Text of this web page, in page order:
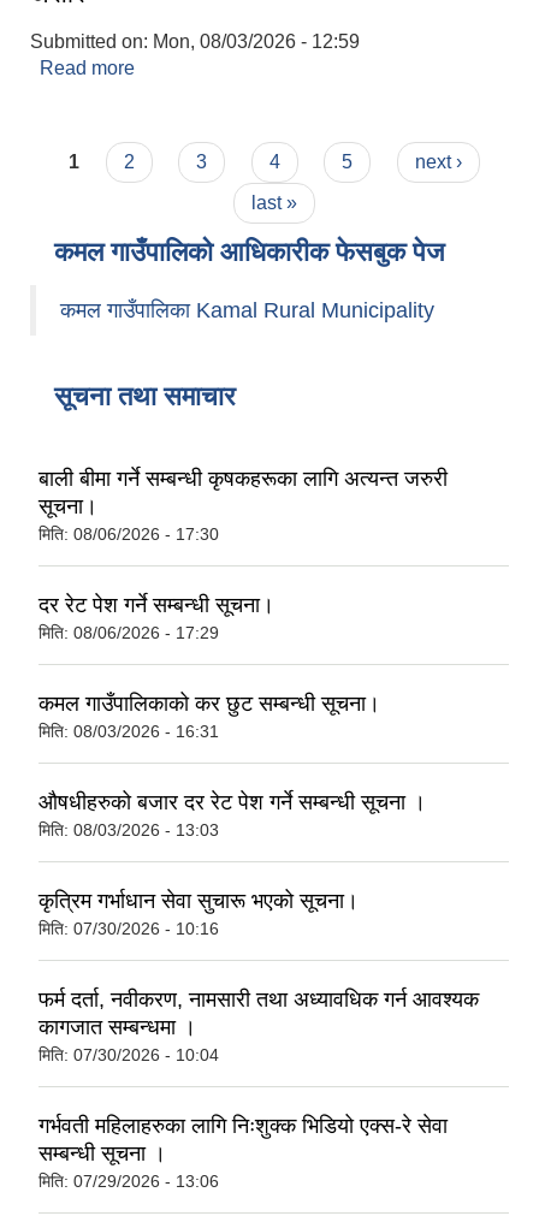
Submitted on: Mon, 08/03/2026 - 12:59
Read more
Pages
1 2 3 4 5
next ›
last »
कमल गाउँपालिको आधिकारीक फेसबुक पेज
कमल गाउँपालिका Kamal Rural Municipality
सूचना तथा समाचार
बाली बीमा गर्ने सम्बन्धी कृषकहरूका लागि अत्यन्त जरुरी
सूचना।
मिति: 08/06/2026 - 17:30
दर रेट पेश गर्ने सम्बन्धी सूचना।
मिति: 08/06/2026 - 17:29
कमल गाउँपालिकाको कर छुट सम्बन्धी सूचना।
मिति: 08/03/2026 - 16:31
औषधीहरुको बजार दर रेट पेश गर्ने सम्बन्धी सूचना ।
मिति: 08/03/2026 - 13:03
कृत्रिम गर्भाधान सेवा सुचारू भएको सूचना।
मिति: 07/30/2026 - 10:16
फर्म दर्ता, नवीकरण, नामसारी तथा अध्यावधिक गर्न आवश्यक
कागजात सम्बन्धमा ।
मिति: 07/30/2026 - 10:04
गर्भवती महिलाहरुका लागि निःशुक्क भिडियो एक्स-रे सेवा
सम्बन्धी सूचना ।
मिति: 07/29/2026 - 13:06